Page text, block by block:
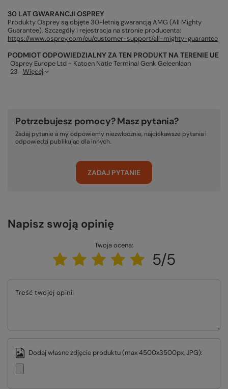
30 LAT GWARANCJI OSPREY
Produkty Osprey są objęte 30-letnią gwarancją AMG (All Mighty
Guarantee). Szczegóły i rejestracja na stronie producenta:
https://www.osprey.com/eu/customer-support/all-mighty-guarantee
PODMIOT ODPOWIEDZIALNY ZA TEN PRODUKT NA TERENIE UE
Osprey Europe Ltd - Katoen Natie Terminal Genk Geleenlaan
23
Więcej
Potrzebujesz pomocy? Masz pytania?
Zadaj pytanie a my odpowiemy niezwłocznie, najciekawsze pytania i
odpowiedzi publikując dla innych.
ZADAJ PYTANIE
Napisz swoją opinię
Twoja ocena:
5/5
Treść twojej opinii
Dodaj własne zdjęcie produktu (max 4500x3500px, JPG):